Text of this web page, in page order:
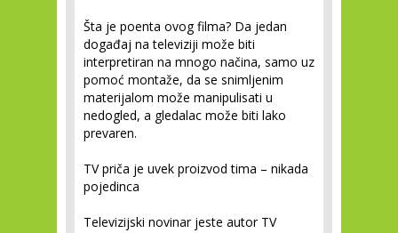
Šta je poenta ovog filma? Da jedan
događaj na televiziji može biti
interpretiran na mnogo načina, samo uz
pomoć montaže, da se snimljenim
materijalom može manipulisati u
nedogled, a gledalac može biti lako
prevaren.
TV priča je uvek proizvod tima – nikada
pojedinca
Televizijski novinar jeste autor TV